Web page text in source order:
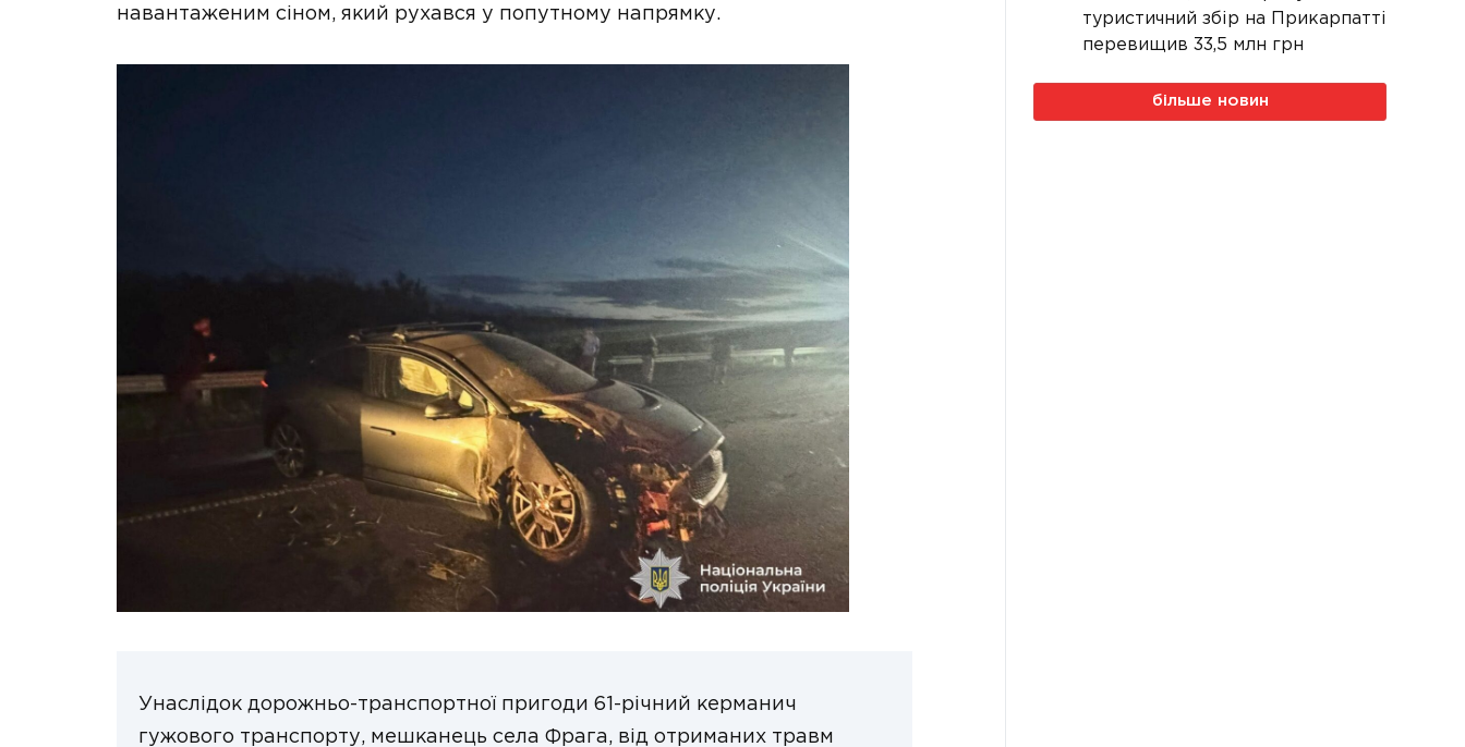
навантаженим сіном, який рухався у попутному напрямку.
Унаслідок дорожньо-транспортної пригоди 61-річний керманич
гужового транспорту, мешканець села Фрага, від отриманих травм
туристичний збір на Прикарпатті
перевищив 33,5 млн грн
більше новин